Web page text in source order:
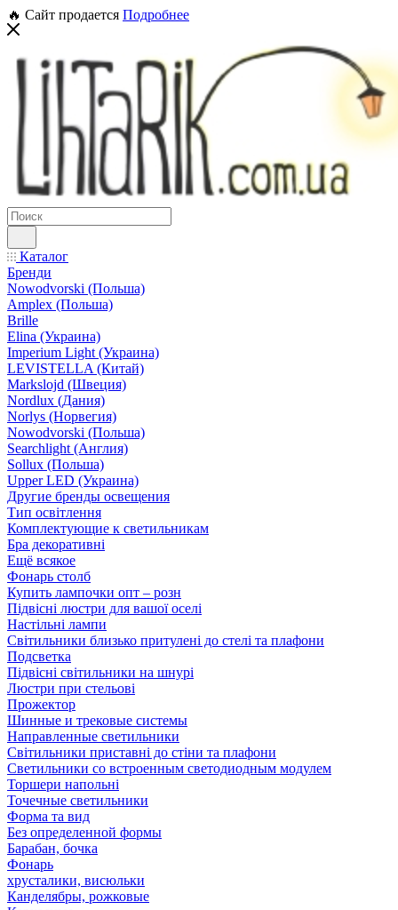
🔥 Сайт продается Подробнее
Каталог
Бренди
Nowodvorski (Польша)
Amplex (Польша)
Brille
Elina (Украина)
Imperium Light (Украина)
LEVISTELLA (Китай)
Markslojd (Швеция)
Nordlux (Дания)
Norlys (Норвегия)
Nowodvorski (Польша)
Searchlight (Англия)
Sollux (Польша)
Upper LED (Украина)
Другие бренды освещения
Тип освітлення
Комплектующие к светильникам
Бра декоративні
Ещё всякое
Фонарь столб
Купить лампочки опт – розн
Підвісні люстри для вашої оселі
Настільні лампи
Світильники близько притулені до стелі та плафони
Подсветка
Підвісні світильники на шнурі
Люстри при стельові
Прожектор
Шинные и трековые системы
Направленные светильники
Світильники приставні до стіни та плафони
Светильники со встроенным светодиодным модулем
Торшери напольні
Точечные светильники
Форма та вид
Без определенной формы
Барабан, бочка
Фонарь
хрусталики, висюльки
Канделябры, рожковые